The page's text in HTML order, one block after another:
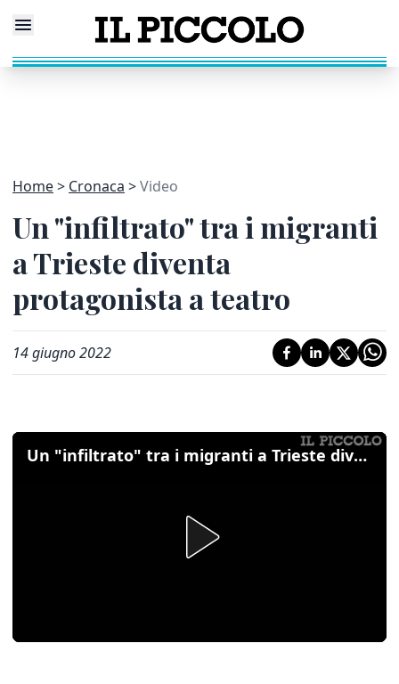
Home Cronaca Video
Un "infiltrato" tra i migranti
a Trieste diventa
protagonista a teatro
14 giugno 2022
Un "infiltrato" tra i migranti a Trieste diventa protagonista a teatro